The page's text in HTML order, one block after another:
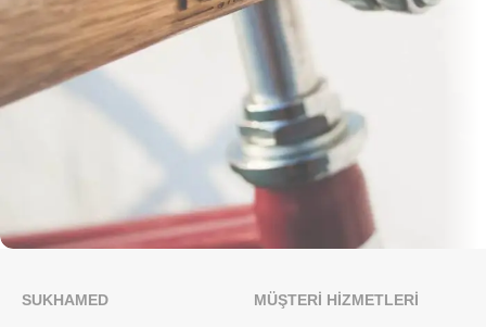
Furniture
Netus eu mollis hac dignis
SUKHAMED MÜŞTERI HIZMETLERI